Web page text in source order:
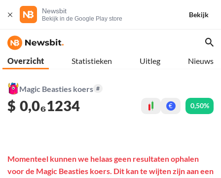
Newsbit
Bekijk in de Google Play store
Bekijk
Overzicht Statistieken Uitleg Nieuws
Magic Beasties koers #
$ 0,0₆1234 € 0,50%
Momenteel kunnen we helaas geen resultaten ophalen
voor de Magic Beasties koers. Dit kan te wijten zijn aan een